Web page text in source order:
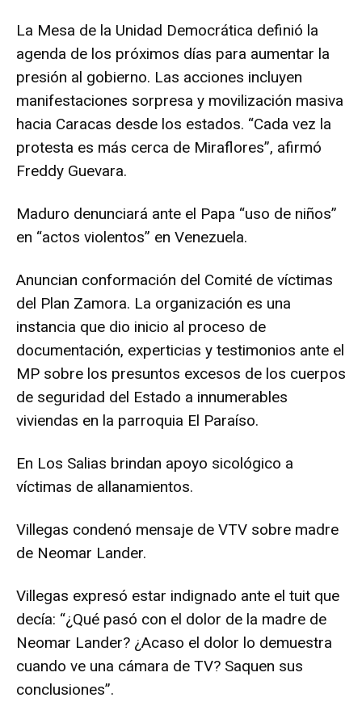
La Mesa de la Unidad Democrática definió la
agenda de los próximos días para aumentar la
presión al gobierno. Las acciones incluyen
manifestaciones sorpresa y movilización masiva
hacia Caracas desde los estados. “Cada vez la
protesta es más cerca de Miraflores”, afirmó
Freddy Guevara.
Maduro denunciará ante el Papa “uso de niños”
en “actos violentos” en Venezuela.
Anuncian conformación del Comité de víctimas
del Plan Zamora. La organización es una
instancia que dio inicio al proceso de
documentación, experticias y testimonios ante el
MP sobre los presuntos excesos de los cuerpos
de seguridad del Estado a innumerables
viviendas en la parroquia El Paraíso.
En Los Salias brindan apoyo sicológico a
víctimas de allanamientos.
Villegas condenó mensaje de VTV sobre madre
de Neomar Lander.
Villegas expresó estar indignado ante el tuit que
decía: “¿Qué pasó con el dolor de la madre de
Neomar Lander? ¿Acaso el dolor lo demuestra
cuando ve una cámara de TV? Saquen sus
conclusiones”.